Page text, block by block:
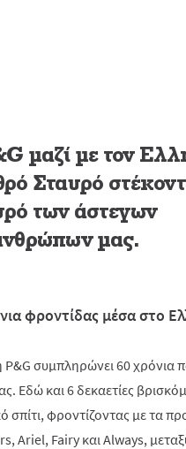
μαζί με τον
Σταυρό
των άστεγων
μας.
φροντίδας μέσα στο
P&G συμπληρώνει 60 χρόνια
Εδώ και 6 δεκαετίες
σπίτι, φροντίζοντας με τα
,Ariel, Fairy καιAlways,